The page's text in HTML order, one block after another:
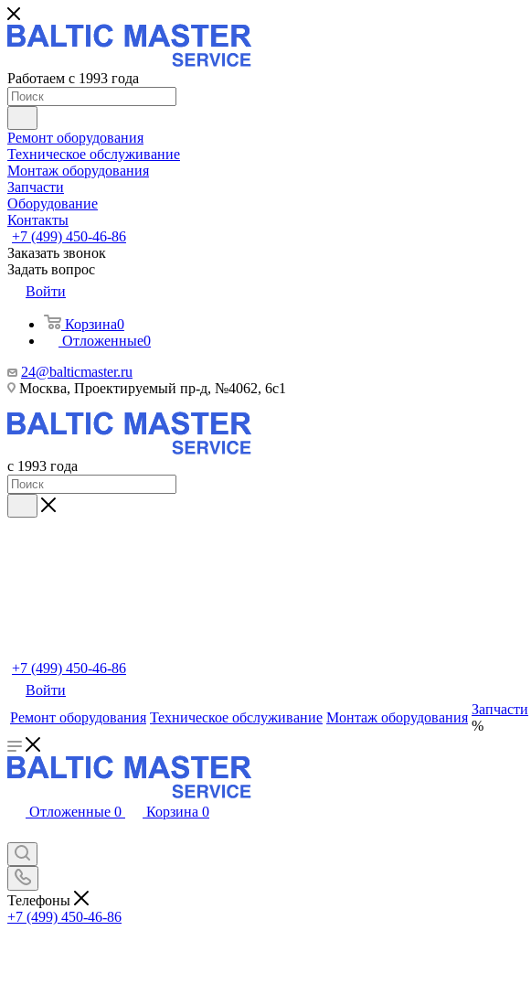
Работаем с 1993 года
Ремонт оборудования
Техническое обслуживание
Монтаж оборудования
Запчасти
Оборудование
Контакты
+7 (499) 450-46-86
Заказать звонок
Задать вопрос
Войти
Корзина0
Отложенные0
24@balticmaster.ru
Москва, Проектируемый пр-д, №4062, 6с1
с 1993 года
+7 (499) 450-46-86
Войти
Ремонт оборудования Техническое обслуживание Монтаж оборудования
Запчасти
%
Отложенные 0 Корзина 0
Телефоны
+7 (499) 450-46-86